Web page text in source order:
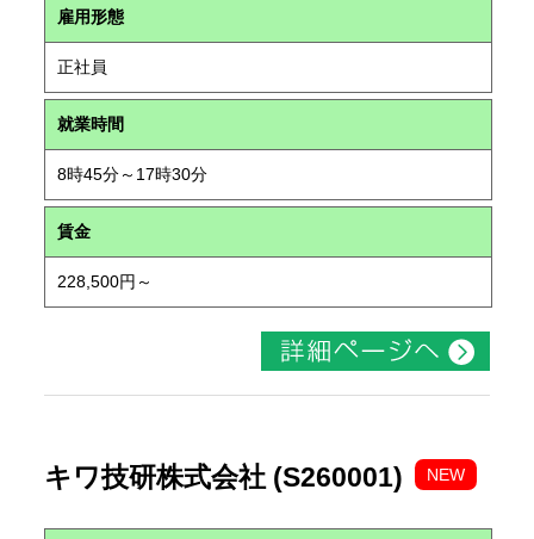
雇用形態
正社員
就業時間
8時45分～17時30分
賃金
228,500円～
キワ技研株式会社 (S260001) NEW